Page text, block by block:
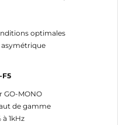
optimales
asymétrique
F5
GO-MONO
de gamme
1kHz